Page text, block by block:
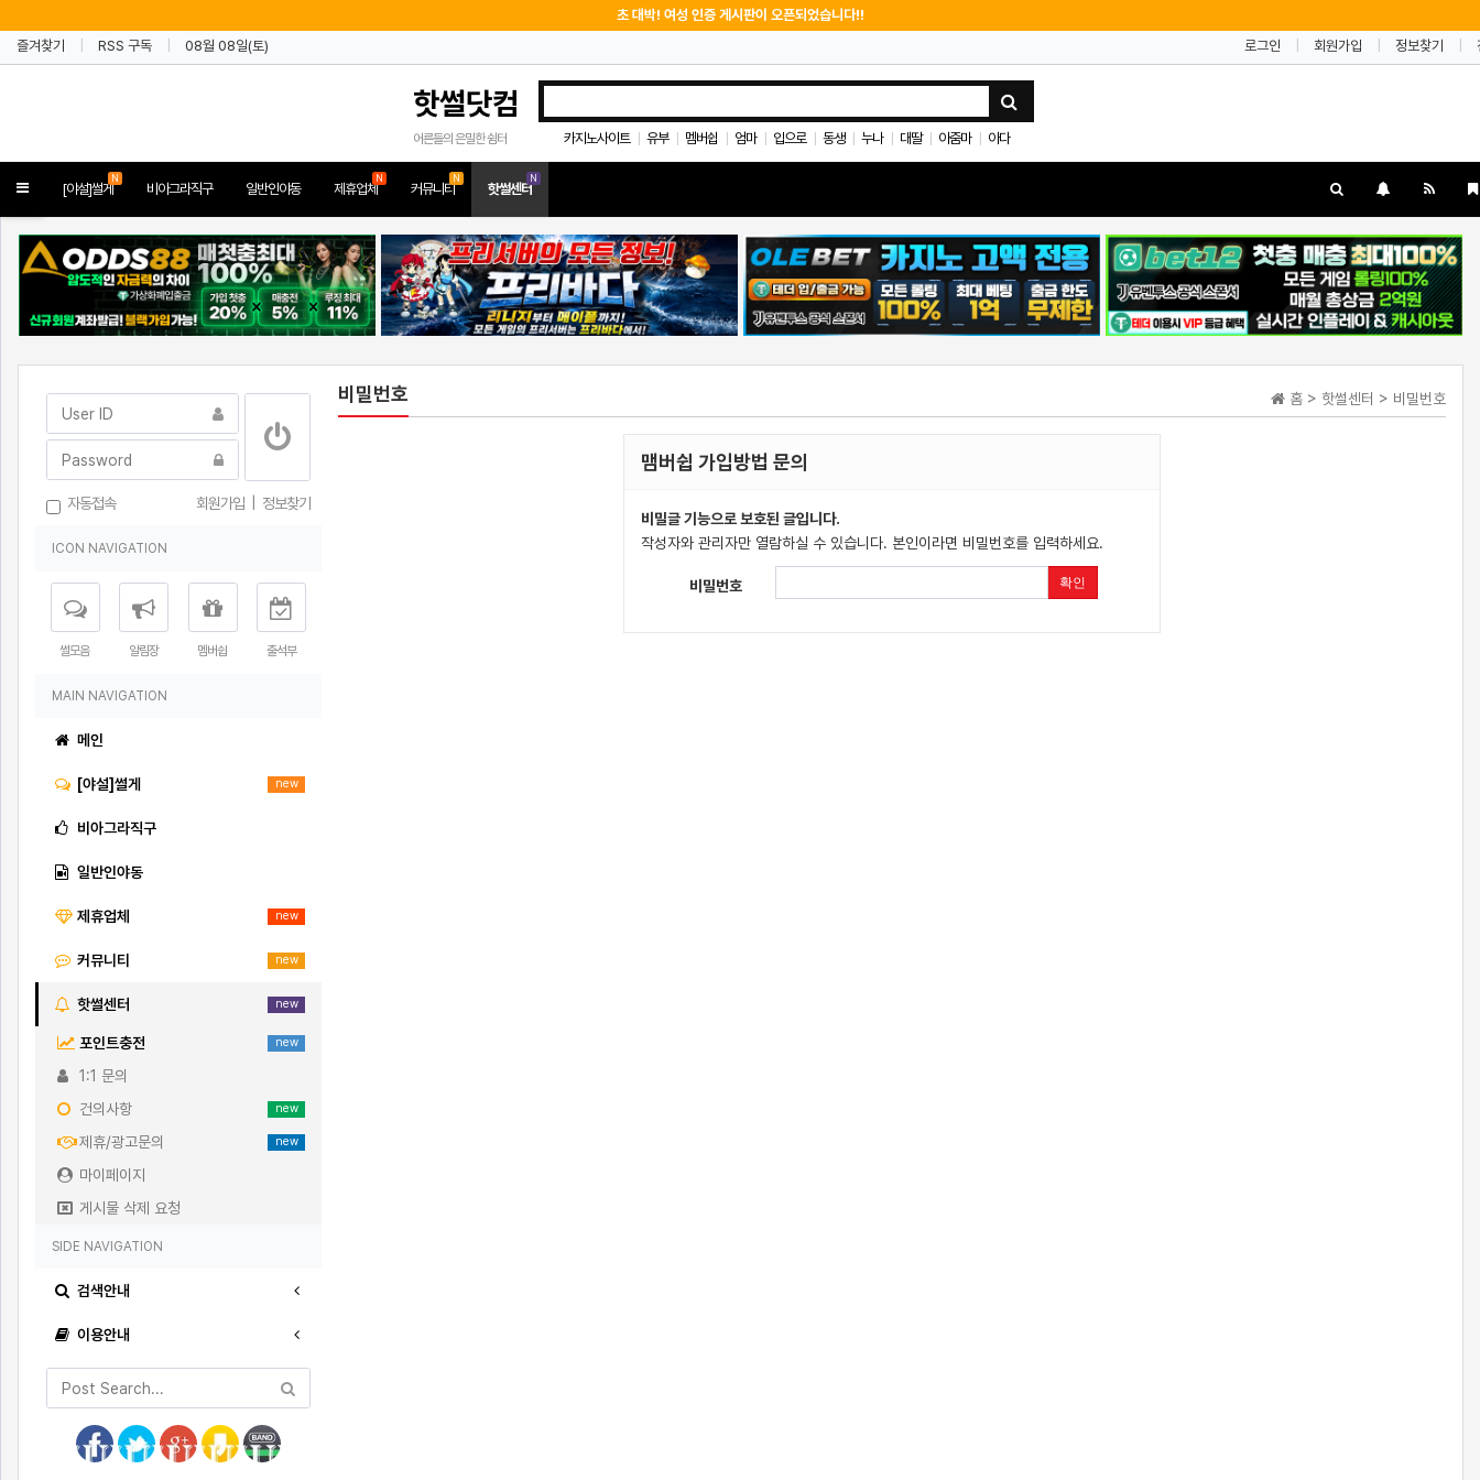
초 대박! 여성 인증 게시판이 오픈되었습니다!!
즐겨찾기
RSS 구독 08월 08일(토) 로그인 회원가입 정보찾기
핫썰닷컴
어른들의 은밀한 쉼터 카지노사이트 유부 멤버쉽 엄마 입으로 동생 누나 대딸 아줌마 아다
Toggle[야설]썰게
N
비아그라직구 일반인야동 제휴업체
N
커뮤니티
N
핫썰센터
N
홈 > 핫썰센터 > 비밀번호
비밀번호
맴버쉽 가입방법 문의
비밀글 기능으로 보호된 글입니다.
작성자와 관리자만 열람하실 수 있습니다. 본인이라면 비밀번호를 입력하세요.
비밀번호 확인
자동접속 회원가입 정보찾기
ICON NAVIGATION
썰모음 알림장 멤버쉽 출석부
MAIN NAVIGATION
메인
[야설]썰게 new
비아그라직구
일반인야동
제휴업체 new
커뮤니티 new
핫썰센터 new
new
포인트충전
1:1 문의
new
건의사항
new
제휴/광고문의
마이페이지
게시물 삭제 요청
SIDE NAVIGATION
검색안내
이용안내